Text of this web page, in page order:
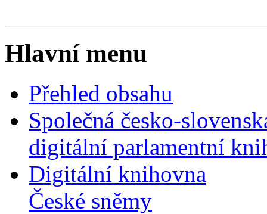
Hlavní menu
Přehled obsahu
Společná česko-
digitální parlamentní
Digitální knihovna
České sněmy